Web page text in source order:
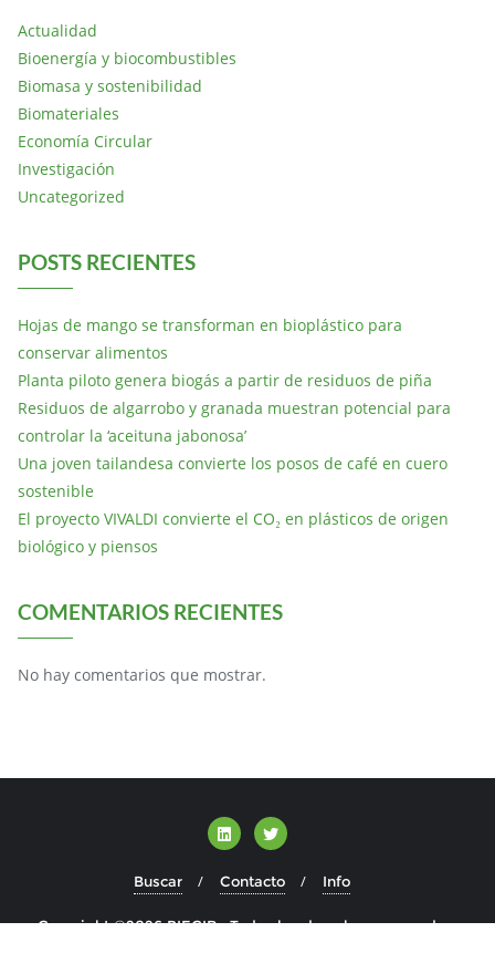
Actualidad
Bioenergía y biocombustibles
Biomasa y sostenibilidad
Biomateriales
Economía Circular
Investigación
Uncategorized
POSTS RECIENTES
Hojas de mango se transforman en bioplástico para
conservar alimentos
Planta piloto genera biogás a partir de residuos de piña
Residuos de algarrobo y granada muestran potencial para
controlar la ‘aceituna jabonosa’
Una joven tailandesa convierte los posos de café en cuero
sostenible
El proyecto VIVALDI convierte el CO₂ en plásticos de origen
biológico y piensos
COMENTARIOS RECIENTES
No hay comentarios que mostrar.
Buscar Contacto Info
Copyright ©2026 BIECIR . Todos los derechos reservados.